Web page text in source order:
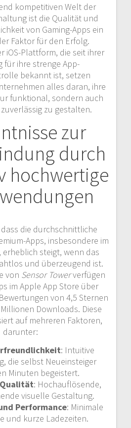
kompetitiven Welt der
ist die Qualität und
von Gaming-Apps ein
Faktor für den Erfolg.
iOS-Plattform, die seit ihrer
für ihre strenge App-
bekannt ist, setzen
alles daran, ihre
funktional, sondern auch
zu gestalten.
zur
durch
hochwertige
die durchschnittliche
Apps, insbesondere im
erheblich steigt, wenn das
und überzeugend ist.
von Sensor Towerverfügen
im Apple App Store über
von 4,5 Sternen
Downloads. Diese
auf mehreren Faktoren,
darunter:
: Intuitive
die selbst Neueinsteiger
Minuten begeistert.
: Hochauflösende,
visuelle Gestaltung.
Performance: Minimale
und kurze Ladezeiten.